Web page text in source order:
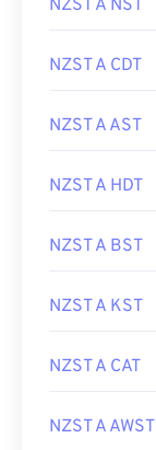
NZST A NST
NZST A CDT
NZST A AST
NZST A HDT
NZST A BST
NZST A KST
NZST A CAT
NZST A AWST